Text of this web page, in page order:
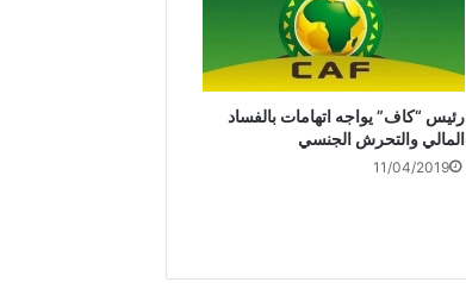
رئيس “كاف” يواجه اتهامات بالفساد
المالي والتحرش الجنسي
11/04/2019